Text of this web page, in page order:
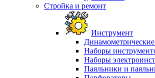
Стройка и ремонт
Инструмент
Наборы
Наборы
Паяльники и